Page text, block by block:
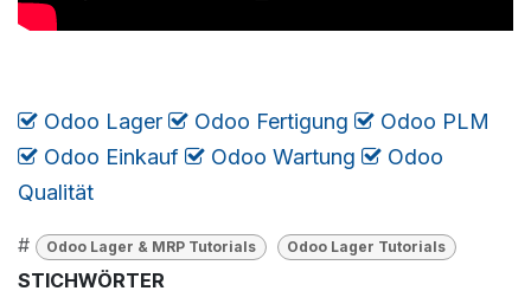
Odoo Lager Odoo Fertigung Odoo PLM
Odoo Einkauf
Odoo Wartung
Odoo
Qualität
# Odoo Lager & MRP Tutorials Odoo Lager Tutorials
STICHWÖRTER